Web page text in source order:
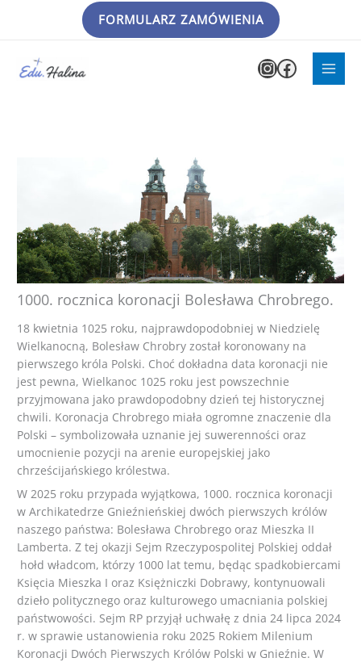
FORMULARZ ZAMÓWIENIA
Instagram
Facebook
1000. rocznica koronacji Bolesława Chrobrego.
18 kwietnia 1025 roku, najprawdopodobniej w Niedzielę
Wielkanocną, Bolesław Chrobry został koronowany na
pierwszego króla Polski. Choć dokładna data koronacji nie
jest pewna, Wielkanoc 1025 roku jest powszechnie
przyjmowana jako prawdopodobny dzień tej historycznej
chwili. Koronacja Chrobrego miała ogromne znaczenie dla
Polski – symbolizowała uznanie jej suwerenności oraz
umocnienie pozycji na arenie europejskiej jako
chrześcijańskiego królestwa.
W 2025 roku przypada wyjątkowa, 1000. rocznica koronacji
w Archikatedrze Gnieźnieńskiej dwóch pierwszych królów
naszego państwa: Bolesława Chrobrego oraz Mieszka II
Lamberta. Z tej okazji Sejm Rzeczypospolitej Polskiej oddał
hołd władcom, którzy 1000 lat temu, będąc spadkobiercami
Księcia Mieszka I oraz Księżniczki Dobrawy, kontynuowali
dzieło politycznego oraz kulturowego umacniania polskiej
państwowości. Sejm RP przyjął uchwałę z dnia 24 lipca 2024
r. w sprawie ustanowienia roku 2025 Rokiem Milenium
Koronacji Dwóch Pierwszych Królów Polski w Gnieźnie. W